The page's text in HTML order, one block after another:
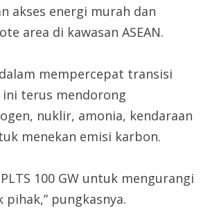
akses energi murah dan
area di kawasan ASEAN.
mempercepat transisi
ini terus mendorong
nuklir, amonia, kendaraan
menekan emisi karbon.
100 GW untuk mengurangi
pungkasnya.